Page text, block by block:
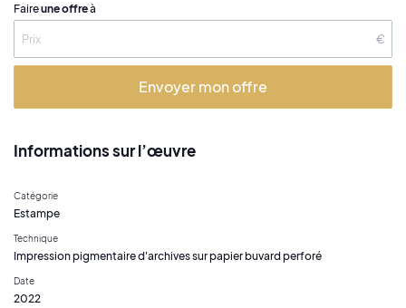
Faireune offreà
€
Envoyer mon offre
Informations sur l’œuvre
Catégorie
Estampe
Technique
Impression pigmentaire d'archives sur papier buvard perforé
Date
2022